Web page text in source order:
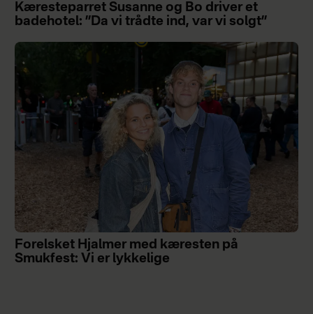
Kæresteparret Susanne og Bo driver et
badehotel: ”Da vi trådte ind, var vi solgt”
Forelsket Hjalmer med kæresten på
Smukfest: Vi er lykkelige